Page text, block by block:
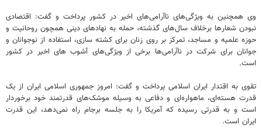
وی همچنین به ویژگی‌های ناآرامی‌های اخیر در کشور پرداخت و گفت: اقتصادی
نبودن شعارها برخلاف سال‌های گذشته، حمله به نهادهای دینی همچون روحانیت و
حوزه علمیه و مساجد، تمرکز بر روی زنان برای کشته سازی، استفاده از نوجوانان و
جوانان برای شرکت در ناآرامی‌ها برخی از ویژگی‌های آشوب های اخیر در کشور
است.
تقوی به اقتدار ایران اسلامی پرداخت و گفت: امروز جمهوری اسلامی ایران از یک
قدرت هسته‌ای، ماهواره‌ای و دفاعی به وسیله موشک‌های قدرتمند خود برخوردار
است و به قدرتی رسیده که آمریکا را به جلسه برجام راه نمی‌دهد، این قدرت
ایران است.